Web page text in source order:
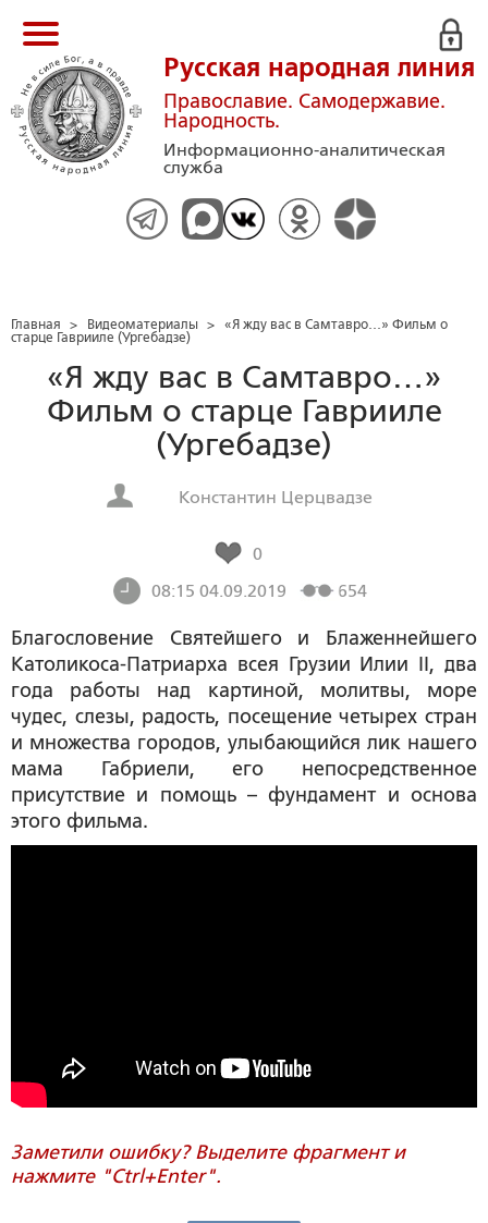
Русская народная линия
Православие. Самодержавие.
Народность.
Информационно-аналитическая
служба
Главная > Видеоматериалы > «Я жду вас в Самтавро…» Фильм о
старце Гаврииле (Ургебадзе)
«Я жду вас в Самтавро…»
Фильм о старце Гаврииле
(Ургебадзе)
Константин Церцвадзе
0
08:15 04.09.2019
654
Благословение Святейшего и Блаженнейшего
Католикоса-Патриарха всея Грузии Илии II, два
года работы над картиной, молитвы, море
чудес, слезы, радость, посещение четырех стран
и множества городов, улыбающийся лик нашего
мама Габриели, его непосредственное
присутствие и помощь – фундамент и основа
этого фильма.
Заметили ошибку? Выделите фрагмент и
нажмите "Ctrl+Enter".